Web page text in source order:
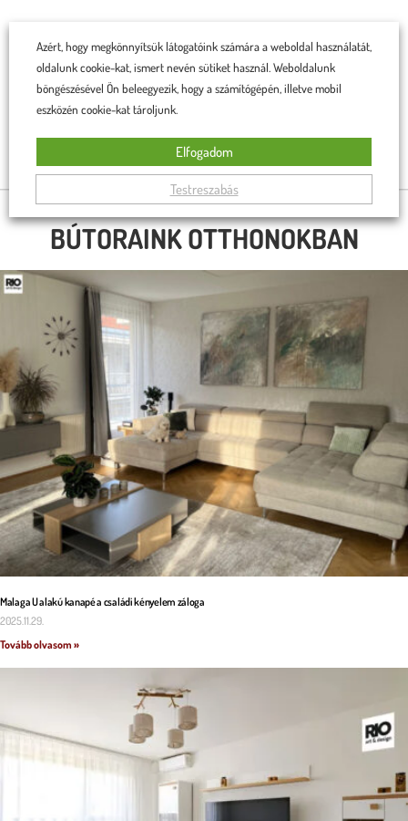
Linda szék sötét zöld
34 990Ft 33 990Ft
Linda szék sötétszürke, fekete
lábakkal
BÚTORAINK OTTHONOKBAN
Malaga U alakú kanapé a családi kényelem záloga
2025.11.29.
Tovább olvasom »
Azért, hogy megkönnyítsük látogatóink számára a weboldal használatát,
oldalunk cookie-kat, ismert nevén sütiket használ. Weboldalunk
böngészésével Ön beleegyezik, hogy a számítógépén, illetve mobil
eszközén cookie-kat tároljunk.
Testreszabás
Elfogadom